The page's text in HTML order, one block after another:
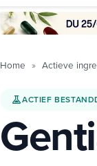
Home Actieve
ACTIEF